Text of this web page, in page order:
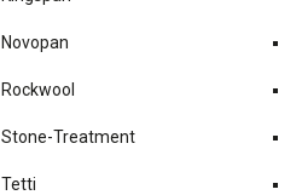
Novopan
Rockwool
Stone-Treatment
Tetti